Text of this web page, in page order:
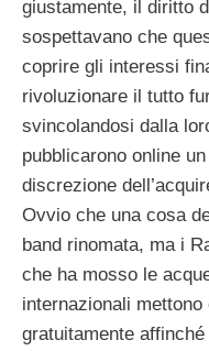
giustamente, il diritto
sospettavano che
coprire gli interessi
rivoluzionare il tutto
svincolandosi dalla
pubblicarono online
discrezione
Ovvio che una cosa
band rinomata, ma i
che ha mosso le
internazionali
gratuitamente